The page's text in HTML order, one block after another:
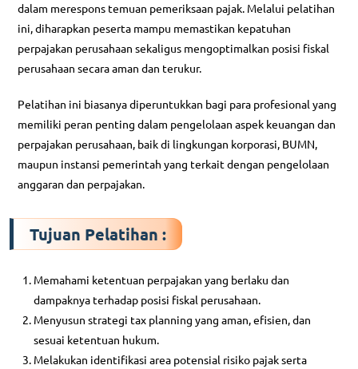
dalam merespons temuan pemeriksaan pajak. Melalui pelatihan
ini, diharapkan peserta mampu memastikan kepatuhan
perpajakan perusahaan sekaligus mengoptimalkan posisi fiskal
perusahaan secara aman dan terukur.
Pelatihan ini biasanya diperuntukkan bagi para profesional yang
memiliki peran penting dalam pengelolaan aspek keuangan dan
perpajakan perusahaan, baik di lingkungan korporasi, BUMN,
maupun instansi pemerintah yang terkait dengan pengelolaan
anggaran dan perpajakan.
Tujuan Pelatihan :
Memahami ketentuan perpajakan yang berlaku dan
dampaknya terhadap posisi fiskal perusahaan.
Menyusun strategi tax planning yang aman, efisien, dan
sesuai ketentuan hukum.
Melakukan identifikasi area potensial risiko pajak serta